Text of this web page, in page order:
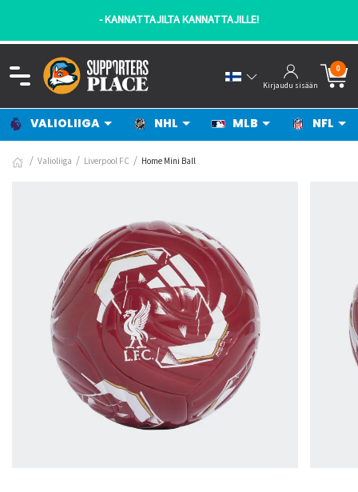
- KANNATTAJILTA KANNATTAJILLE!
Kirjaudu sisään
0
VALIOLIIGA NHL MLB NFL
Valioliiga Liverpool FC Home Mini Ball